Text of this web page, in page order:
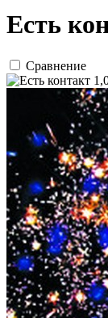
Есть
Сравнение